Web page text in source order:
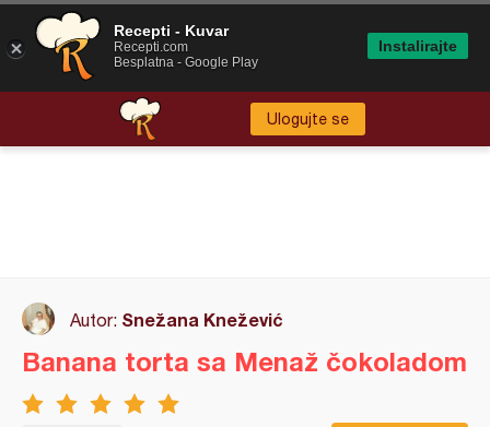
Ulogujte se
Autor: Snežana Knežević
Banana torta sa Menaž čokoladom
Recepti - Kuvar
Recepti.com
Besplatna - Google Play
Instalirajte